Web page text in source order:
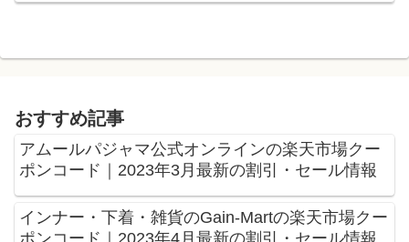
おすすめ記事
アムールパジャマ公式オンラインの楽天市場クー
ポンコード｜2023年3月最新の割引・セール情報
インナー・下着・雑貨のGain-Martの楽天市場クー